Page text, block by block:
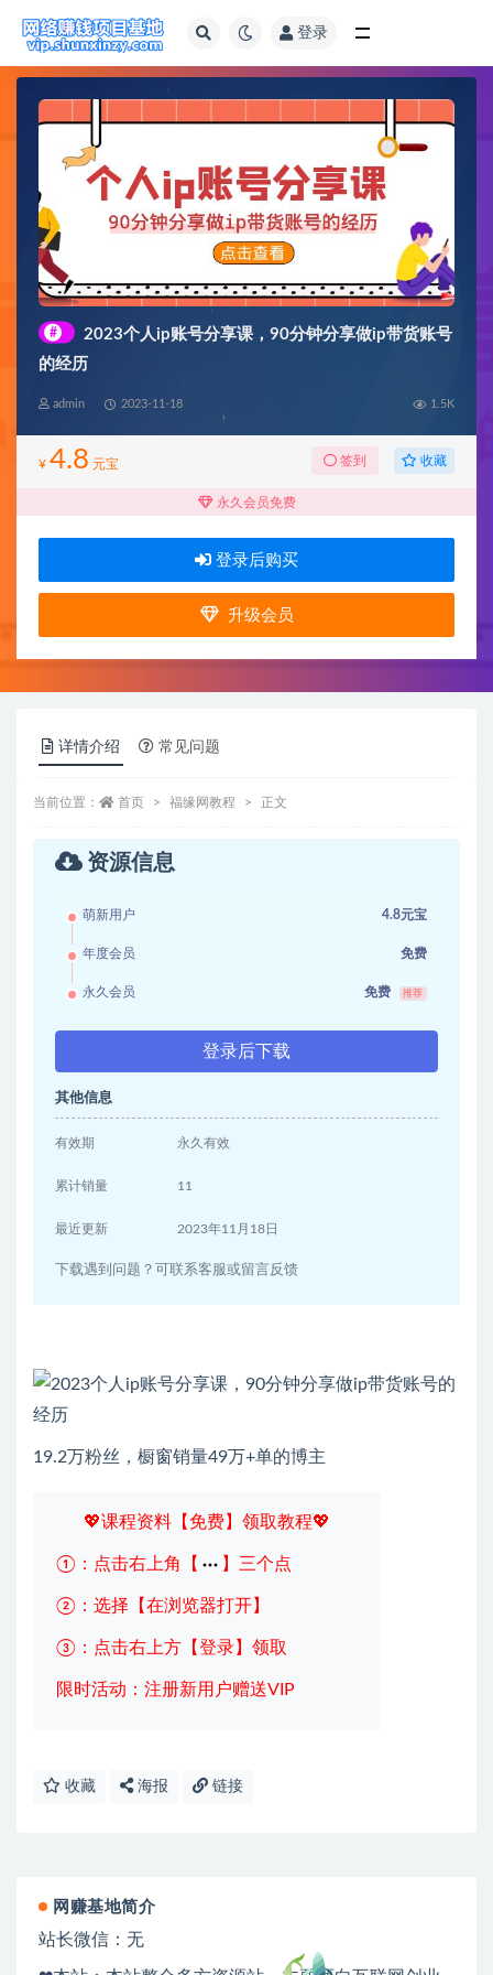
登录
#
2023个人ip账号分享课，90分钟分享做ip带货账号
的经历
admin 2023-11-18 1.5K
¥ 4.8 元宝 签到 收藏
永久会员免费
登录后购买
升级会员
详情介绍 常见问题
当前位置： 首页 福缘网教程 正文
资源信息
萌新用户 4.8元宝
年度会员 免费
永久会员 免费 推荐
登录后下载
其他信息
有效期 永久有效
累计销量 11
最近更新 2023年11月18日
下载遇到问题？可联系客服或留言反馈
19.2万粉丝，橱窗销量49万+单的博主
💖课程资料【免费】领取教程💖
①：点击右上角【 】三个点
②：选择【在浏览器打开】
③：点击右上方【登录】领取
限时活动：注册新用户赠送VIP
收藏 海报 链接
网赚基地简介
站长微信：无